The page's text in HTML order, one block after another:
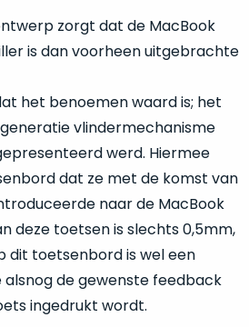
zorgt dat de MacBook
is dan voorheen uitgebrachte
het benoemen waard is; het
vlindermechanisme
werd. Hiermee
dat ze met de komst van
naar de MacBook
deze toetsen is slechts 0,5mm,
dit toetsenbord is wel een
de gewenste feedback
ingedrukt wordt.